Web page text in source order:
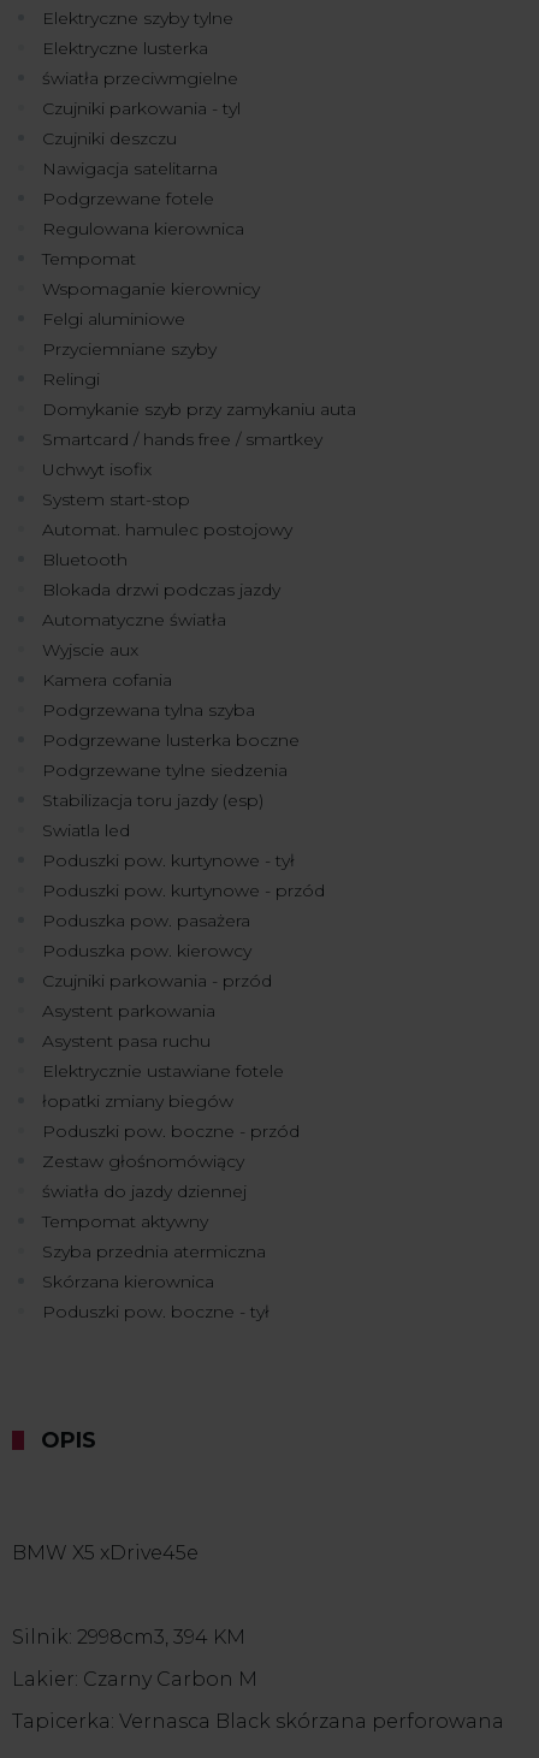
Elektryczne szyby tylne
Elektryczne lusterka
światła przeciwmgielne
Czujniki parkowania - tyl
Czujniki deszczu
Nawigacja satelitarna
Podgrzewane fotele
Regulowana kierownica
Tempomat
Wspomaganie kierownicy
Felgi aluminiowe
Przyciemniane szyby
Relingi
Domykanie szyb przy zamykaniu auta
Smartcard / hands free / smartkey
Uchwyt isofix
System start-stop
Automat. hamulec postojowy
Bluetooth
Blokada drzwi podczas jazdy
Automatyczne światła
Wyjscie aux
Kamera cofania
Podgrzewana tylna szyba
Podgrzewane lusterka boczne
Podgrzewane tylne siedzenia
Stabilizacja toru jazdy (esp)
Swiatla led
Poduszki pow. kurtynowe - tył
Poduszki pow. kurtynowe - przód
Poduszka pow. pasażera
Poduszka pow. kierowcy
Czujniki parkowania - przód
Asystent parkowania
Asystent pasa ruchu
Elektrycznie ustawiane fotele
łopatki zmiany biegów
Poduszki pow. boczne - przód
Zestaw głośnomówiący
światła do jazdy dziennej
Tempomat aktywny
Szyba przednia atermiczna
Skórzana kierownica
Poduszki pow. boczne - tył
OPIS
BMW X5 xDrive45e
Silnik: 2998cm3, 394 KM
Lakier: Czarny Carbon M
Tapicerka: Vernasca Black skórzana perforowana